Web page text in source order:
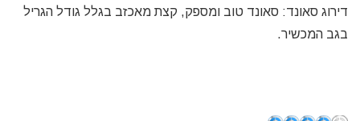
דירוג סאונד: סאונד טוב ומספק, קצת מאכזב בגלל גודל הגריל
בגב המכשיר.